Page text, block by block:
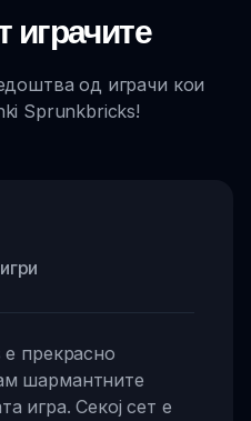
играчите
од играчи кои
Sprunkbricks!
прекрасно
шармантните
игра. Секој сет е